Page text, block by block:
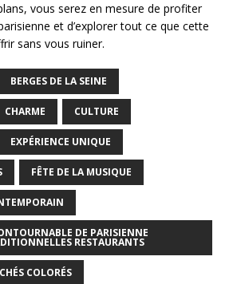
vous serez en mesure de profiter
et d’explorer tout ce que cette
sans vous ruiner.
BERGES DE LA SEINE
CHARME CULTURE
EXPÉRIENCE UNIQUE
FÊTE DE LA MUSIQUE
DE PARISIENNE
RESTAURANTS
COLORÉS